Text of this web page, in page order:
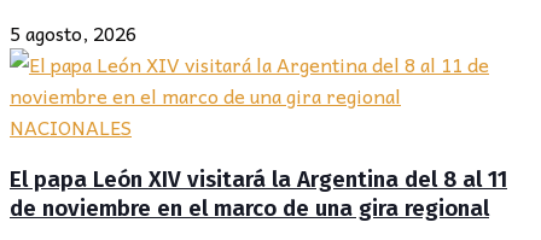
5 agosto, 2026
NACIONALES
El papa León XIV visitará la Argentina del 8 al 11
de noviembre en el marco de una gira regional